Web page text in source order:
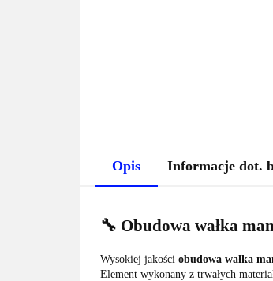
Opis Informacje dot.
🔧 Obudowa wałka
Wysokiej jakości obudowa wałka
Element wykonany z trwałych